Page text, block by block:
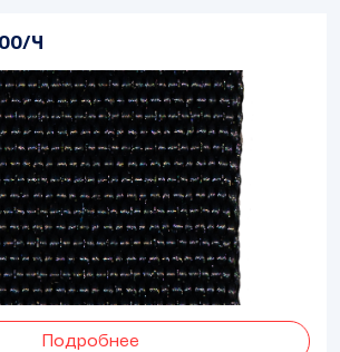
Ч
Подробнее